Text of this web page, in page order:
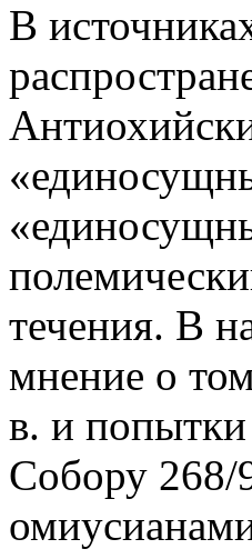
В
течения. В
мнение о
в. и
Собору 268/